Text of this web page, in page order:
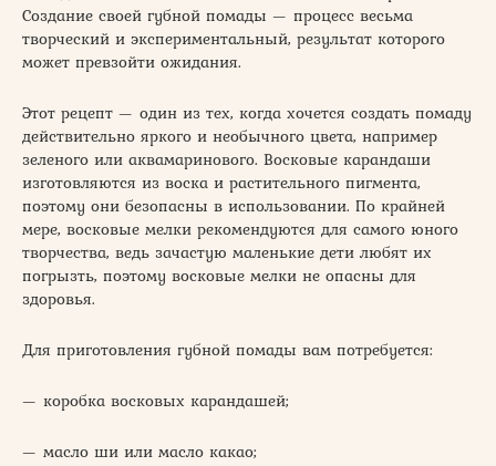
Создание своей губной помады — процесс весьма
творческий и экспериментальный, результат которого
может превзойти ожидания.
Этот рецепт — один из тех, когда хочется создать помаду
действительно яркого и необычного цвета, например
зеленого или аквамаринового. Восковые карандаши
изготовляются из воска и растительного пигмента,
поэтому они безопасны в использовании. По крайней
мере, восковые мелки рекомендуются для самого юного
творчества, ведь зачастую маленькие дети любят их
погрызть, поэтому восковые мелки не опасны для
здоровья.
Для приготовления губной помады вам потребуется:
— коробка восковых карандашей;
— масло ши или масло какао;